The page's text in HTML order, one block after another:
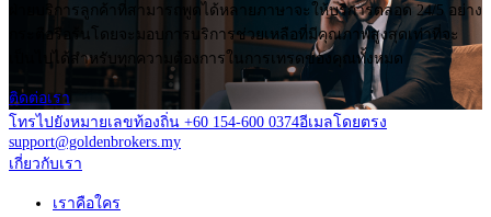
ฝ่ายบริการลูกค้าที่สามารถพูดได้หลายภาษาจะให้บริการตลอด 24/5 อย่าง
กระตือรือร้นโดยจะมอบการบริการช่วยเหลือที่มีคุณภาพสูงสุดเท่าที่จะ
เป็นไปได้สำหรับทุกความต้องการในการเทรดของคุณทั้งหมด
ติดต่อเรา
โทรไปยังหมายเลขท้องถิ่น +60 154-600 0374อีเมลโดยตรง
support@goldenbrokers.my
เกี่ยวกับเรา
เราคือใคร